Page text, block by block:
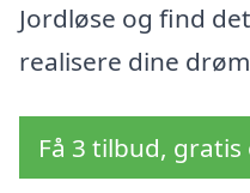
Jordløse og find
realisere dine
Få 3 tilbud,